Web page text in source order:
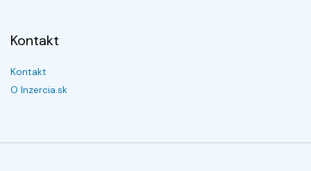
Kontakt
Kontakt
O Inzercia.sk